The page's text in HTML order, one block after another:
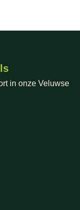
in onze Veluwse